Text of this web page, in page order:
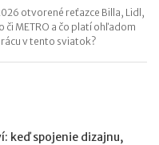
otvorené reťazce Billa, Lidl,
či METRO a čo platí ohľadom
v tento sviatok?
keď spojenie dizajnu,